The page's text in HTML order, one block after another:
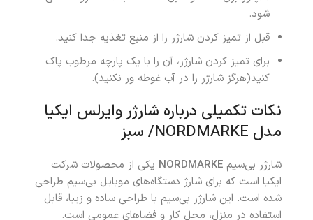
شود.
قبل از تمیز کردن شارژر را از منبع تغذیه جدا کنید.
برای تمیز کردن شارژر، آن را با یک پارچه مرطوب پاک
کنید(هرگز شارژر را در آب غوطه ور نکنید).
نکات تکمیلی درباره شارژر وایرلس ایکیا
مدل NORDMARKE/ سبز
شارژر بی‌سیم NORDMARKE یکی از محصولات شرکت
ایکیا است که برای شارژ دستگاه‌های موبایل بی‌سیم طراحی
شده است. این شارژر بی‌سیم با طراحی ساده و زیبا، قابل
استفاده در منزل، محل کار و فضاهای عمومی است.